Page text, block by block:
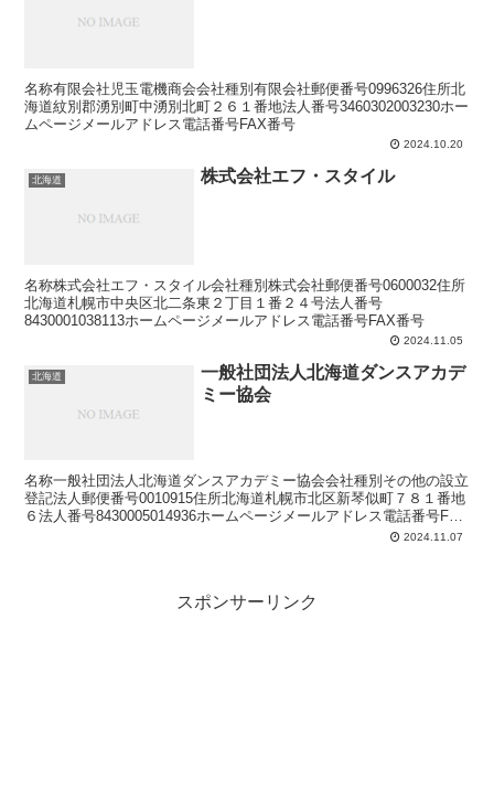
名称有限会社児玉電機商会会社種別有限会社郵便番号0996326住所北
海道紋別郡湧別町中湧別北町２６１番地法人番号3460302003230ホー
ムページメールアドレス電話番号FAX番号
2024.10.20
北海道 株式会社エフ・スタイル
名称株式会社エフ・スタイル会社種別株式会社郵便番号0600032住所
北海道札幌市中央区北二条東２丁目１番２４号法人番号
8430001038113ホームページメールアドレス電話番号FAX番号
2024.11.05
北海道
一般社団法人北海道ダンスアカデ
ミー協会
名称一般社団法人北海道ダンスアカデミー協会会社種別その他の設立
登記法人郵便番号0010915住所北海道札幌市北区新琴似町７８１番地
６法人番号8430005014936ホームページメールアドレス電話番号FAX
2024.11.07
スポンサーリンク